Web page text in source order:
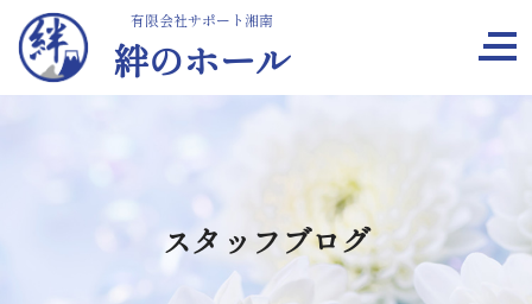
有限会社サポート湘南
絆のホール
スタッフブログ